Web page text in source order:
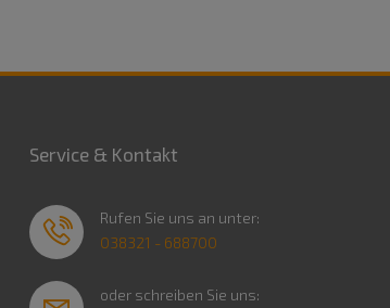
Service & Kontakt
Rufen Sie uns an unter:
038321 - 688700
oder schreiben Sie uns: